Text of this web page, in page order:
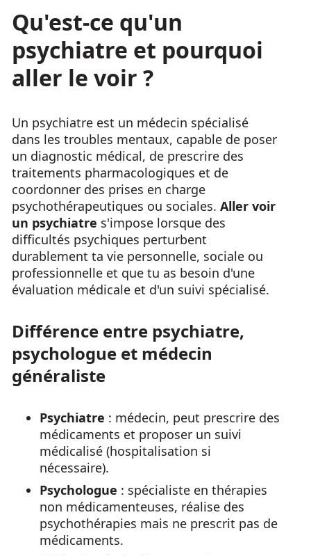
Qu'est-ce qu'un
psychiatre et pourquoi
aller le voir ?
Un psychiatre est un médecin spécialisé
dans les troubles mentaux, capable de poser
un diagnostic médical, de prescrire des
traitements pharmacologiques et de
coordonner des prises en charge
psychothérapeutiques ou sociales. Aller voir
un psychiatre s'impose lorsque des
difficultés psychiques perturbent
durablement ta vie personnelle, sociale ou
professionnelle et que tu as besoin d'une
évaluation médicale et d'un suivi spécialisé.
Différence entre psychiatre,
psychologue et médecin
généraliste
Psychiatre : médecin, peut prescrire des
médicaments et proposer un suivi
médicalisé (hospitalisation si
nécessaire).
Psychologue : spécialiste en thérapies
non médicamenteuses, réalise des
psychothérapies mais ne prescrit pas de
médicaments.